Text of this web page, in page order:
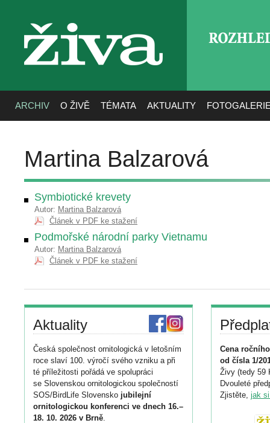
živa
ARCHIV O ŽIVĚ TÉMATA AKTUALITY
Martina Balzarová
Symbiotické krevety
Autor: Martina Balzarová
Článek v PDF ke stažení
Podmořské národní parky Vietnamu
Autor: Martina Balzarová
Článek v PDF ke stažení
Aktuality
Česká společnost ornitologická v letošním
roce slaví 100. výročí svého vzniku a při
té příležitosti pořádá ve spolupráci
se Slovenskou ornitologickou společností
SOS/BirdLife Slovensko jubilejní
ornitologickou konferenci ve dnech 16.–
18. 10. 2026 v Brně.
Cena
od čísla 1/
Živy (tedy 59
Dvouleté
Zjistěte, jak